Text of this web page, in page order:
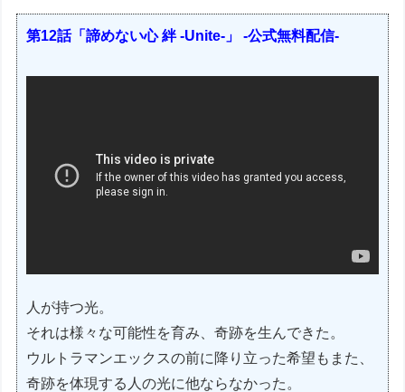
第12話「諦めない心 絆 -Unite-」 -公式無料配信-
人が持つ光。
それは様々な可能性を育み、奇跡を生んできた。
ウルトラマンエックスの前に降り立った希望もまた、
奇跡を体現する人の光に他ならなかった。